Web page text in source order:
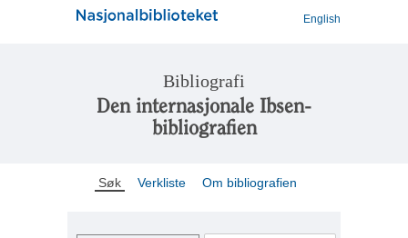
English
Bibliografi
Den internasjonale Ibsen-
bibliografien
Søk Verkliste Om bibliografien